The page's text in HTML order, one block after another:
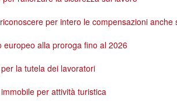
per intero le compensazioni anche
europeo alla proroga fino al 2026
la tutela dei lavoratori
per attività turistica